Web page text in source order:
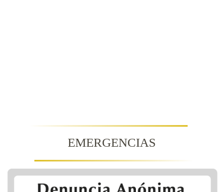
EMERGENCIAS